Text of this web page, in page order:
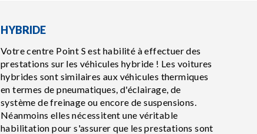
HYBRIDE
Votre centre Point S est habilité à effectuer des
prestations sur les véhicules hybride ! Les voitures
hybrides sont similaires aux véhicules thermiques
en termes de pneumatiques, d'éclairage, de
système de freinage ou encore de suspensions.
Néanmoins elles nécessitent une véritable
habilitation pour s'assurer que les prestations sont